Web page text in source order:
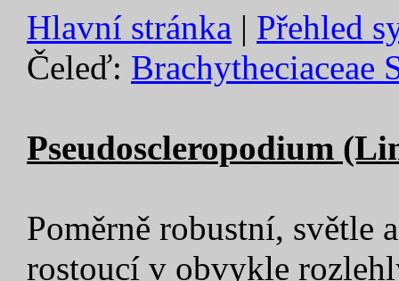
Hlavní stránka | Přehled
Čeleď: Brachytheciaceae
Pseudoscleropodium
Poměrně robustní, světle
rostoucí v obvykle